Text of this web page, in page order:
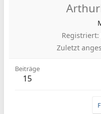
Registriert
Zuletzt
Beiträge
15